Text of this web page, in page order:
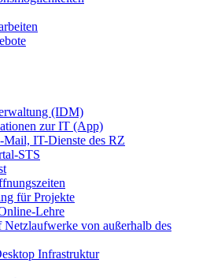
(IDM)
zur IT (App)
IT-Dienste des RZ
STS
für Projekte
Lehre
von außerhalb des
Infrastruktur